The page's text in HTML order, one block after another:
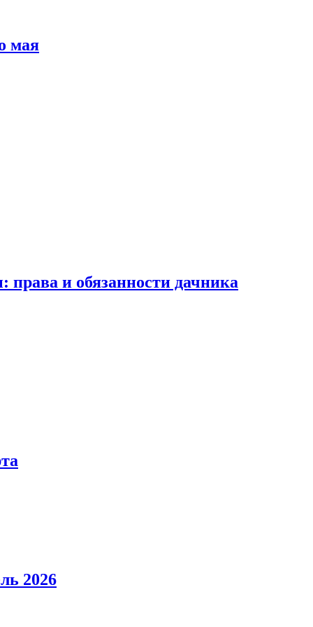
мая
права и обязанности дачника
2026